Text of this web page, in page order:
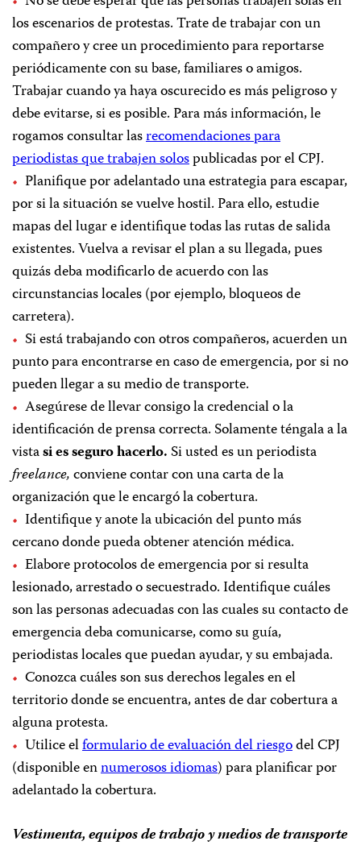
los escenarios de protestas. Trate de trabajar con un
compañero y cree un procedimiento para reportarse
periódicamente con su base, familiares o amigos.
Trabajar cuando ya haya oscurecido es más peligroso y
debe evitarse, si es posible. Para más información, le
rogamos consultar lasrecomendaciones para
periodistas que trabajen solospublicadas por el CPJ.
Planifique por adelantado una estrategia para escapar,
por si la situación se vuelve hostil. Para ello, estudie
mapas del lugar e identifique todas las rutas de salida
existentes. Vuelva a revisar el plan a su llegada, pues
quizás deba modificarlo de acuerdo con las
circunstancias locales (por ejemplo, bloqueos de
carretera).
Si está trabajando con otros compañeros, acuerden un
punto para encontrarse en caso de emergencia, por si no
pueden llegar a su medio de transporte.
Asegúrese de llevar consigo la credencial o la
identificación de prensa correcta. Solamente téngala a la
vistasi es seguro hacerlo.Si usted es un periodista
freelance,conviene contar con una carta de la
organización que le encargó la cobertura.
Identifique y anote la ubicación del punto más
cercano donde pueda obtener atención médica.
Elabore protocolos de emergencia por si resulta
lesionado, arrestado o secuestrado. Identifique cuáles
son las personas adecuadas con las cuales su contacto de
emergencia deba comunicarse, como su guía,
periodistas locales que puedan ayudar, y su embajada.
Conozca cuáles son sus derechos legales en el
territorio donde se encuentra, antes de dar cobertura a
alguna protesta.
Utilice elformulario de evaluación del riesgodel CPJ
(disponible ennumerosos idiomas) para planificar por
adelantado la cobertura.
Vestimenta, equipos de trabajo y medios de transporte